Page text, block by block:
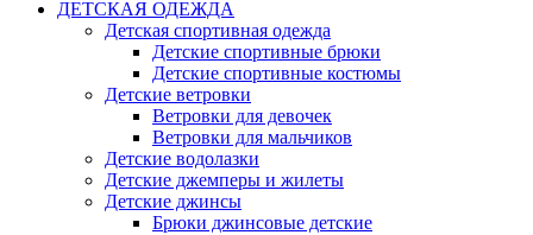
ДЕТСКАЯ ОДЕЖДА
Детская спортивная одежда
Детские спортивные брюки
Детские спортивные костюмы
Детские ветровки
Ветровки для девочек
Ветровки для мальчиков
Детские водолазки
Детские джемперы и жилеты
Детские джинсы
Брюки джинсовые детские